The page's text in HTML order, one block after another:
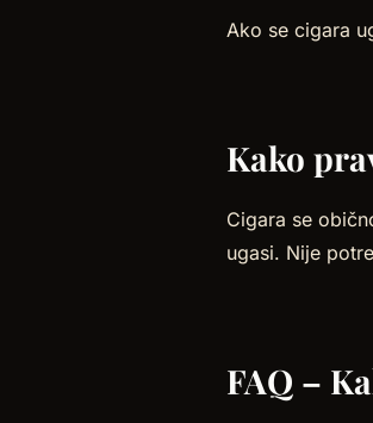
Ako se cigara
Kako
Cigara se
ugasi. Nije
FAQ –